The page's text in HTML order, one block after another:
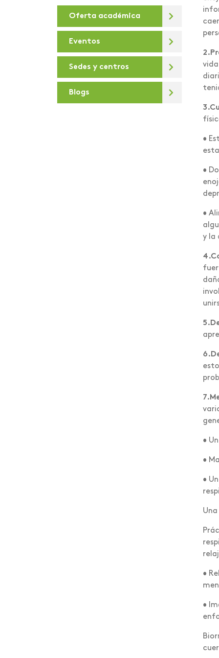
De la U
Debates virtuales
Deportes
Día de la sostenibilidad
Diálogos para la
Oferta académica
Eventos
Sedes y centros
Blogs
•
•
•
y la
•
•
•
•
•